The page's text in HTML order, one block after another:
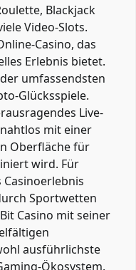
Blackjack
Video-Slots.
Casino, das
Erlebnis bietet.
umfassendsten
Glücksspiele.
Live-
mit einer
Oberfläche für
wird. Für
Casinoerlebnis
Sportwetten
Casino mit seiner
ausführlichste
Ökosystem.